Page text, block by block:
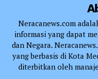
Neracanews.com
informasi yang dapat
dan Negara.
yang berbasis di Kota
diterbitkan oleh